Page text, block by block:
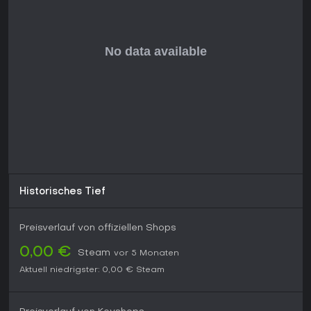
Historisches Tief
Preisverlauf von offiziellen Shops
0,00 € Steam vor 5 Monaten
Aktuell niedrigster: 0,00 € Steam